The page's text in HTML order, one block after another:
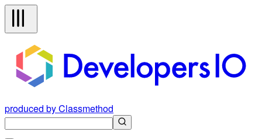
produced by Classmethod